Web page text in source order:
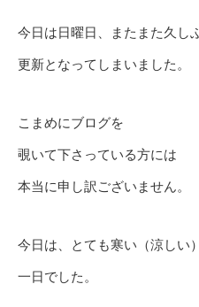
今日は日曜日、またまた久し
更新となってしまいました。
こまめにブログを
覗いて下さっている方には
本当に申し訳ございません。
今日は、とても寒い（涼しい）
一日でした。